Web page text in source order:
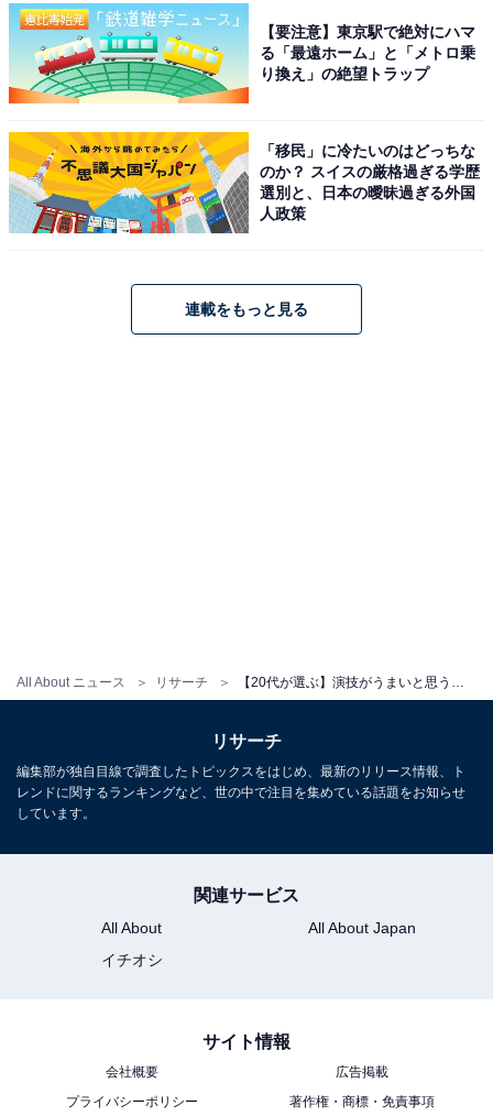
All About ニュース リサーチ
見事1位に輝いたのは、アイドルグループ・SMAPの元メ
ンバーである木村拓哉さんです。『ロングバケーショ
ン』や『HERO』（共にフジテレビ系）など、平成のド
ラマ史に残る数々のメガヒット作で主演を務め、日本中
に社会現象を巻き起こしました。近年も映画『グランメ
で圧倒的な存在感と演技力を放ち続けています。
回答者コメント
ムを起こしており、画面を引き込むパワーが桁違い
し、近年では冷徹な教官役から重厚な織田信長役ま
で、作品ごとに強烈な印象を残していると感じま
す」（20代男性／北海道）
※回答者からのコメントは原文ママです
※記事内容は執筆時点のものです。最新の内容をご確認
次ページ 8位までのランキング結果を見る
【要注意】東京駅で絶対にハマ
る「最遠ホーム」と「メトロ乗
り換え」の絶望トラップ
「移民」に冷たいのはどっちな
のか？ スイスの厳格過ぎる学歴
選別と、日本の曖昧過ぎる外国
人政策
連載をもっと見る
リサーチ
編集部が独自目線で調査したトピックスをはじめ、最新のリリース情報、ト
レンドに関するランキングなど、世の中で注目を集めている話題をお知らせ
しています。
関連サービス
All About
All About Japan
イチオシ
サイト情報
会社概要
広告掲載
プライバシーポリシー
著作権・商標・免責事項